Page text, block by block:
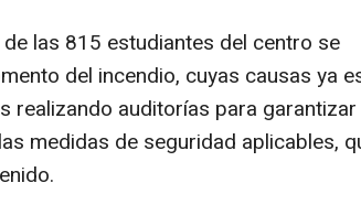
las 815 estudiantes del centro se
del incendio, cuyas causas ya
realizando auditorías para
medidas de seguridad aplicables,